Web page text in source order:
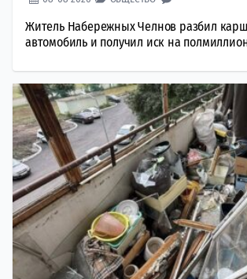
Житель Набережных Челнов разбил
автомобиль и получил иск на